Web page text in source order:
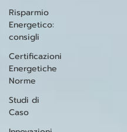
Risparmio
Energetico:
consigli
Certificazioni
Energetiche
Norme
Studi di
Caso